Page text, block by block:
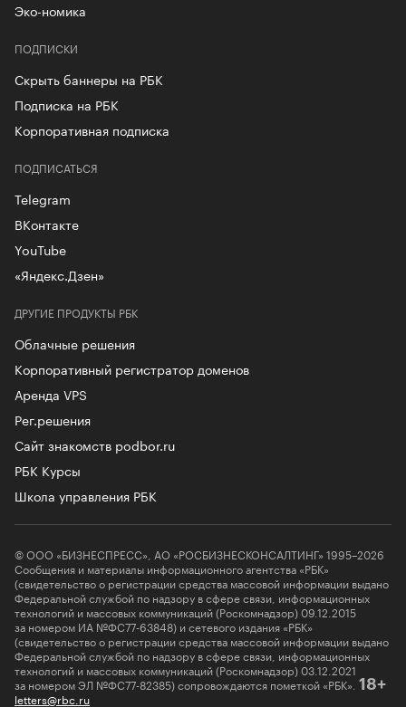
Эко-номика
ПОДПИСКИ
Скрыть баннеры на РБК
Подписка на РБК
Корпоративная подписка
ДРУГИЕ ПРОДУКТЫ РБК
Облачные решения
Корпоративный регистратор доменов
Аренда VPS
Рег.решения
Сайт знакомств podbor.ru
РБК Курсы
Школа управления РБК
ПОДПИСАТЬСЯ
Telegram
ВКонтакте
YouTube
«Яндекс.Дзен»
© ООО «БИЗНЕСПРЕСС», АО «РОСБИЗНЕСКОНСАЛТИНГ» 1995–2026
Сообщения и материалы информационного агентства «РБК»
(свидетельство о регистрации средства массовой информации выдано
Федеральной службой по надзору в сфере связи, информационных
технологий и массовых коммуникаций (Роскомнадзор) 09.12.2015
за номером ИА №ФС77-63848) и сетевого издания «РБК»
(свидетельство о регистрации средства массовой информации выдано
Федеральной службой по надзору в сфере связи, информационных
технологий и массовых коммуникаций (Роскомнадзор) 03.12.2021
за номером ЭЛ №ФС77-82385) сопровождаются пометкой «РБК». 18+
letters@rbc.ru